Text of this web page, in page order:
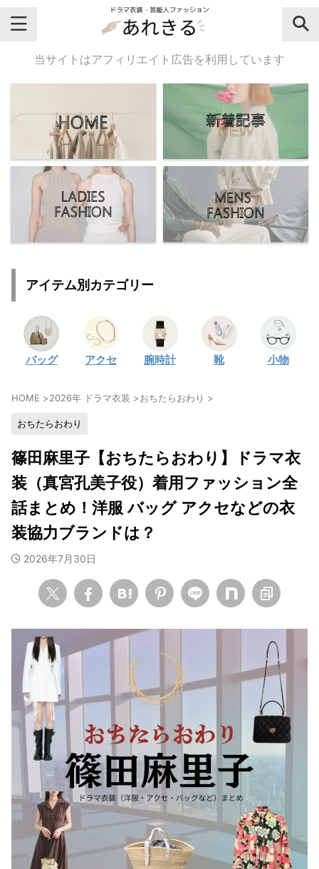
＼芸能人名・ドラマ名で検索♪／
気になるドラマ名や芸能人名でおし
ゃれなドラマ衣装・ファッションを
チェックしてね♪
【よく検索されてる女性芸能人】
・
広瀬すず
川口春奈
・ 石原さとみ
・広瀬アリス
永野芽郁
・波瑠
・奈緒
・ 高畑充希
・ さとうほなみ
前田敦子
・水川あさみ
・田中みな実
松岡茉優
福原遥
小芝風花
・ 木南晴夏
・
・清原果耶
・
菜々緒
・ 森七菜
吉川愛
・ 見上愛
・
出口夏希
田辺桃子
滝沢カレン
当サイトはアフィリエイト広告を利用しています
アイテム別カテゴリー
バッグ アクセ 腕時計 靴 小物
HOME >2026年 ドラマ衣装 >おちたらおわり >
おちたらおわり
篠田麻里子【おちたらおわり】ドラマ衣
装（真宮孔美子役）着用ファッション全
話まとめ！洋服 バッグ アクセなどの衣
装協力ブランドは？
2026年7月30日